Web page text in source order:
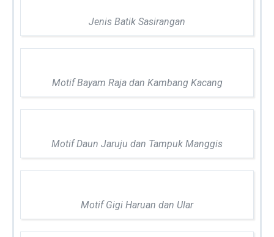
Jenis Batik Sasirangan
Motif Bayam Raja dan Kambang Kacang
Motif Daun Jaruju dan Tampuk Manggis
Motif Gigi Haruan dan Ular